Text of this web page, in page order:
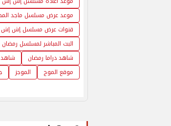
موعد عرض مسلسل ماجد
قنوات عرض مسلسل إش إش
البث المباشر لمسلسل رمضان
شاهد دراما رمضان
شاهد
موقع الموج
الموجز